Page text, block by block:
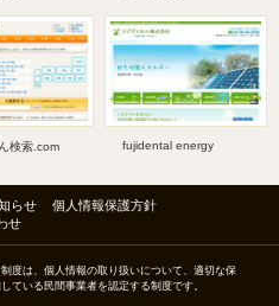
検索.com fujidental energy
らせ
個人情報保護方針
せ
度は、個人情報の取り扱いについて、適切な保
ている民間事業者を認定する制度です。